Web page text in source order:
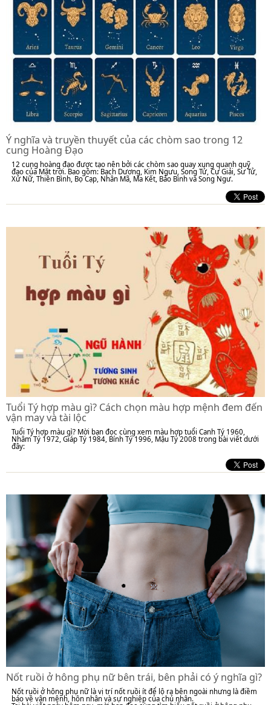
Ý nghĩa và truyền thuyết của các chòm sao trong 12
cung Hoàng Đạo
12 cung hoàng đạo được tạo nên bởi các chòm sao quay xung quanh quỹ
đạo của Mặt trời. Bao gồm: Bạch Dương, Kim Ngưu, Song Tử, Cự Giải, Sư Tử,
Xử Nữ, Thiên Bình, Bọ Cạp, Nhân Mã, Ma Kết, Bảo Bình và Song Ngư.
Tuổi Tý hợp màu gì? Cách chọn màu hợp mệnh đem đến
vận may và tài lộc
Tuổi Tý hợp màu gì? Mời bạn đọc cùng xem màu hợp tuổi Canh Tý 1960,
Nhâm Tý 1972, Giáp Tý 1984, Bính Tý 1996, Mậu Tý 2008 trong bài viết dưới
đây:
Nốt ruồi ở hông phụ nữ bên trái, bên phải có ý nghĩa gì?
Nốt ruồi ở hông phụ nữ là vị trí nốt ruồi ít để lộ ra bên ngoài nhưng là điềm
báo về vận mệnh, hôn nhân và sự nghiệp của chủ nhân.